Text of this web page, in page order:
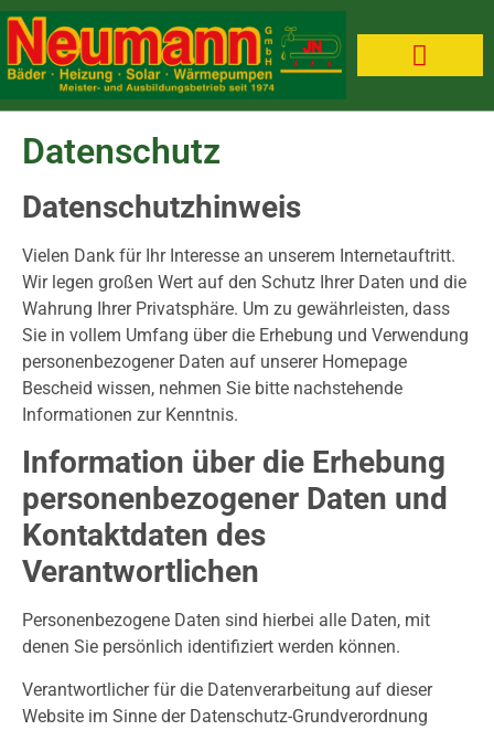
Datenschutz
Datenschutzhinweis
Vielen Dank für Ihr Interesse an unserem Internetauftritt.
Wir legen großen Wert auf den Schutz Ihrer Daten und die
Wahrung Ihrer Privatsphäre. Um zu gewährleisten, dass
Sie in vollem Umfang über die Erhebung und Verwendung
personenbezogener Daten auf unserer Homepage
Bescheid wissen, nehmen Sie bitte nachstehende
Informationen zur Kenntnis.
Information über die Erhebung
personenbezogener Daten und
Kontaktdaten des
Verantwortlichen
Personenbezogene Daten sind hierbei alle Daten, mit
denen Sie persönlich identifiziert werden können.
Verantwortlicher für die Datenverarbeitung auf dieser
Website im Sinne der Datenschutz-Grundverordnung